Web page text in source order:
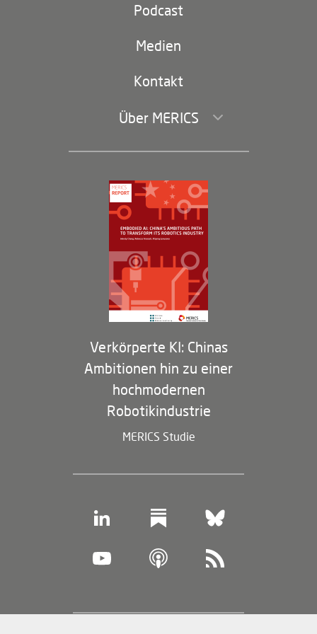
Partei und Staat
navigation)
Podcast
Medien
Kontakt
Über MERICS
Geschäftsführung und Bereiche
Governance
Arbeiten bei MERICS
Partner
Membership Program
Verkörperte KI: Chinas
Ambitionen hin zu einer
hochmodernen
Robotikindustrie
MERICS Studie